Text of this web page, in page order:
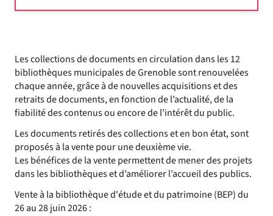
Les collections de documents en circulation dans les 12
bibliothèques municipales de Grenoble sont renouvelées
chaque année, grâce à de nouvelles acquisitions et des
retraits de documents, en fonction de l’actualité, de la
fiabilité des contenus ou encore de l’intérêt du public.
Les documents retirés des collections et en bon état, sont
proposés à la vente pour une deuxième vie.
Les bénéfices de la vente permettent de mener des projets
dans les bibliothèques et d’améliorer l’accueil des publics.
Vente à la bibliothèque d'étude et du patrimoine (BEP) du
26 au 28 juin 2026 :